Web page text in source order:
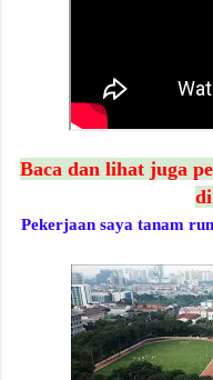
Baca dan lihat juga
Pekerjaan saya tanam